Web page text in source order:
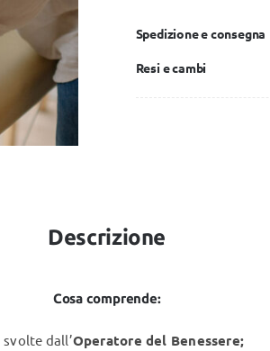
Spedizione e consegna
Resi e cambi
Descrizione
Cosa comprende:
dall’Operatore del Benessere;